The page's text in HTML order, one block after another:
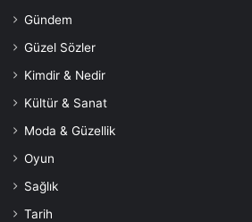
Gündem
Güzel Sözler
Kimdir & Nedir
Kültür & Sanat
Moda & Güzellik
Oyun
Sağlık
Tarih